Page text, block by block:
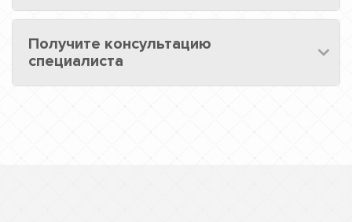
Получите консультацию
специалиста